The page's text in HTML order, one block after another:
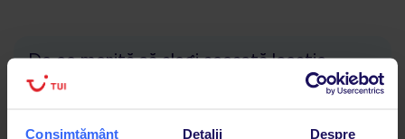
Consimțământ Detalii Despre
De ce merită să alegi această locație
Concorde Green Park Palace
locație liniștită